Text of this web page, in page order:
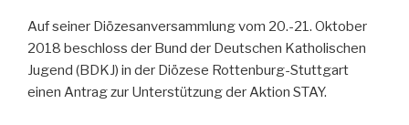
Auf seiner Diözesanversammlung vom 20.-21. Oktober
2018 beschloss der Bund der Deutschen Katholischen
Jugend (BDKJ) in der Diözese Rottenburg-Stuttgart
einen Antrag zur Unterstützung der Aktion STAY.